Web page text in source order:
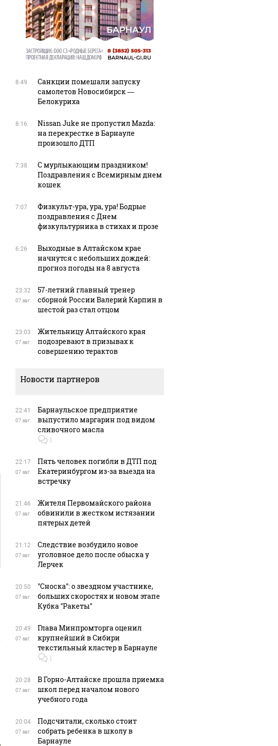
8:49
Санкции помешали запуску
самолетов Новосибирск —
Белокуриха
8:16
Nissan Juke не пропустил Mazda:
на перекрестке в Барнауле
произошло ДТП
7:38
С мурлыкающим праздником!
Поздравления с Всемирным днем
кошек
7:07
Физкульт-ура, ура, ура! Бодрые
поздравления с Днем
физкультурника в стихах и прозе
6:26
Выходные в Алтайском крае
начнутся с небольших дождей:
прогноз погоды на 8 августа
23:32
07 авг.
57-летний главный тренер
сборной России Валерий Карпин в
шестой раз стал отцом
23:03
07 авг.
Жительницу Алтайского края
подозревают в призывах к
совершению терактов
Новости партнеров
22:41
07 авг.
Барнаульское предприятие
выпустило маргарин под видом
сливочного масла
1
22:17
07 авг.
Пять человек погибли в ДТП под
Екатеринбургом из-за выезда на
встречку
21:46
07 авг.
Жителя Первомайского района
обвинили в жестком истязании
пятерых детей
21:12
07 авг.
Следствие возбудило новое
уголовное дело после обыска у
Лерчек
20:50
07 авг.
"Сноска": о звездном участнике,
больших скоростях и новом этапе
Кубка "Ракеты"
20:49
07 авг.
Глава Минпромторга оценил
крупнейший в Сибири
текстильный кластер в Барнауле
1
20:28
07 авг.
В Горно-Алтайске прошла приемка
школ перед началом нового
учебного года
20:04
07 авг.
Подсчитали, сколько стоит
собрать ребенка в школу в
Барнауле